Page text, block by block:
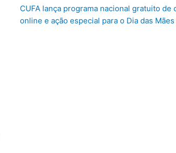
CUFA lança programa nacional gratuito
online e ação especial para o Dia das Mães